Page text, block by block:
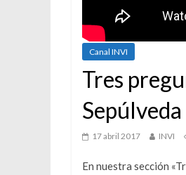
Canal INVI
Tres
Sepúlveda
17 abril 2017 INVI
En nuestra sección